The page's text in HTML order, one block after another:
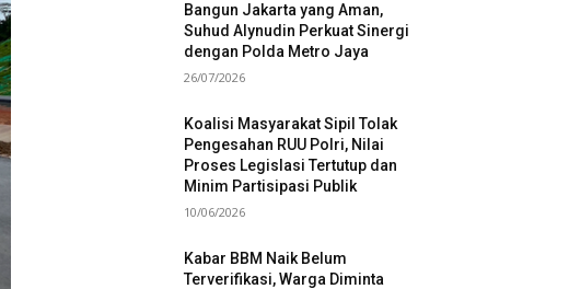
Bangun Jakarta yang Aman,
Suhud Alynudin Perkuat Sinergi
dengan Polda Metro Jaya
26/07/2026
Koalisi Masyarakat Sipil Tolak
Pengesahan RUU Polri, Nilai
Proses Legislasi Tertutup dan
Minim Partisipasi Publik
10/06/2026
Kabar BBM Naik Belum
Terverifikasi, Warga Diminta